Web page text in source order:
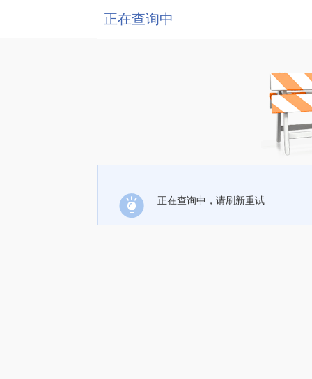
正在查询中
正在查询中，请刷新重试